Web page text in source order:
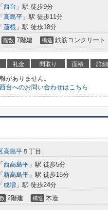
「 西台 」駅 徒歩9分
「 高島平 」駅 徒歩11分
「 蓮根 」駅 徒歩18分
階数 7階建 構造 鉄筋コンクリート
礼金 間取り 面積 詳細
がありません。
台へのお問い合わせはこちら
高島平 ５丁目
「 西高島平 」駅 徒歩5分
「 新高島平 」駅 徒歩15分
「 成増 」駅 徒歩24分
2階建 構造 木造